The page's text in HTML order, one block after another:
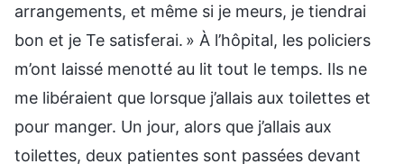
arrangements, et même si je meurs, je tiendrai
bon et je Te satisferai. » À l’hôpital, les policiers
m’ont laissé menotté au lit tout le temps. Ils ne
me libéraient que lorsque j’allais aux toilettes et
pour manger. Un jour, alors que j’allais aux
toilettes, deux patientes sont passées devant